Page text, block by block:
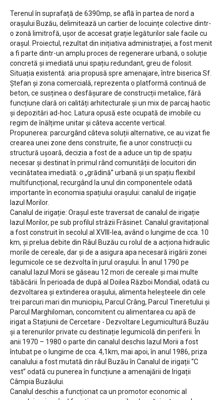
Terenul în suprafață de 6390mp, se află în partea de nord a
orașului Buzău, delimitează un cartier de locuințe colective dintr-
o zonă limitrofă, ușor de accesat grație legăturilor sale facile cu
orașul. Proiectul, rezultat din inițiativa administrației, a fost menit
a fi parte dintr-un amplu proces de regenerare urbană, o soluție
concretă și imediată unui spațiu redundant, greu de folosit.
Situația existentă: aria propusă spre amenajare, între biserica Sf.
Ștefan și zona comercială, reprezenta o platformă continuă de
beton, ce susținea o desfășurare de construcții metalice, fără
funcțiune clară ori calități arhitecturale și un mix de parcaj haotic
și depozitări ad-hoc. Latura opusă este ocupată de imobile cu
regim de înălțime unitar și câteva accente vertical.
Propunerea: parcurgând câteva soluții alternative, ce au vizat fie
crearea unei zone dens construite, fie a unor construcții cu
structură ușoară, decizia a fost de a aduce un tip de spațiu
necesar și destinat în primul rând comunității de locuitori din
vecinătatea imediată: o „grădină” urbană și un spațiu flexibil
multifuncțional, recurgând la unul din componentele odată
importante în economia spațiului orașului: canalul de irigație
Iazul Morilor.
Canalul de irigație: Orașul este traversat de canalul de irigație
Iazul Morilor, pe sub profilul străzii Frăsinet. Canalul gravitațional
a fost construit în secolul al XVIII-lea, având o lungime de cca. 10
km, și prelua debite din Râul Buzău cu rolul de a acționa hidraulic
morile de cereale, dar și de a asigura apa necesară irigării zonei
legumicole ce se dezvolta în jurul orașului. În anul 1790 pe
canalul Iazul Morii se găseau 12 mori de cereale și mai multe
tăbăcării. În perioada de după al Doilea Război Mondial, odată cu
dezvoltarea și extinderea orașului, alimenta heleșteele din cele
trei parcuri mari din municipiu, Parcul Crâng, Parcul Tineretului și
Parcul Marghiloman, concomitent cu alimentarea cu apă de
irigat a Stațiunii de Cercetare - Dezvoltare Legumicultură Buzău
și a terenurilor private cu destinație legumicolă din periferii. În
anii 1970 – 1980 o parte din canalul deschis Iazul Morii a fost
întubat pe o lungime de cca. 4,1km, mai apoi, în anul 1986, priza
canalului a fost mutată din râul Buzău în Canalul de irigații “C
vest” odată cu punerea în funcțiune a amenajării de Irigații
Câmpia Buzăului.
Canalul deschis a funcționat ca un promotor economic al